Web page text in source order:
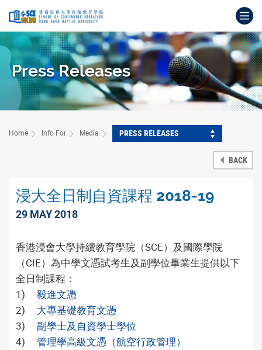
content
start
Press Releases
Home Info For Media PRESS RELEASES
BACK
浸大全日制自資課程 2018-19
29 MAY 2018
香港浸會大學持續教育學院（SCE）及國際學院
（CIE）為中學文憑試考生及副學位畢業生提供以下
全日制課程：
1)
毅進文憑
2) 大專基礎教育文憑
3) 副學士及自資學士學位
4)
管理學高級文憑（航空行政管理）